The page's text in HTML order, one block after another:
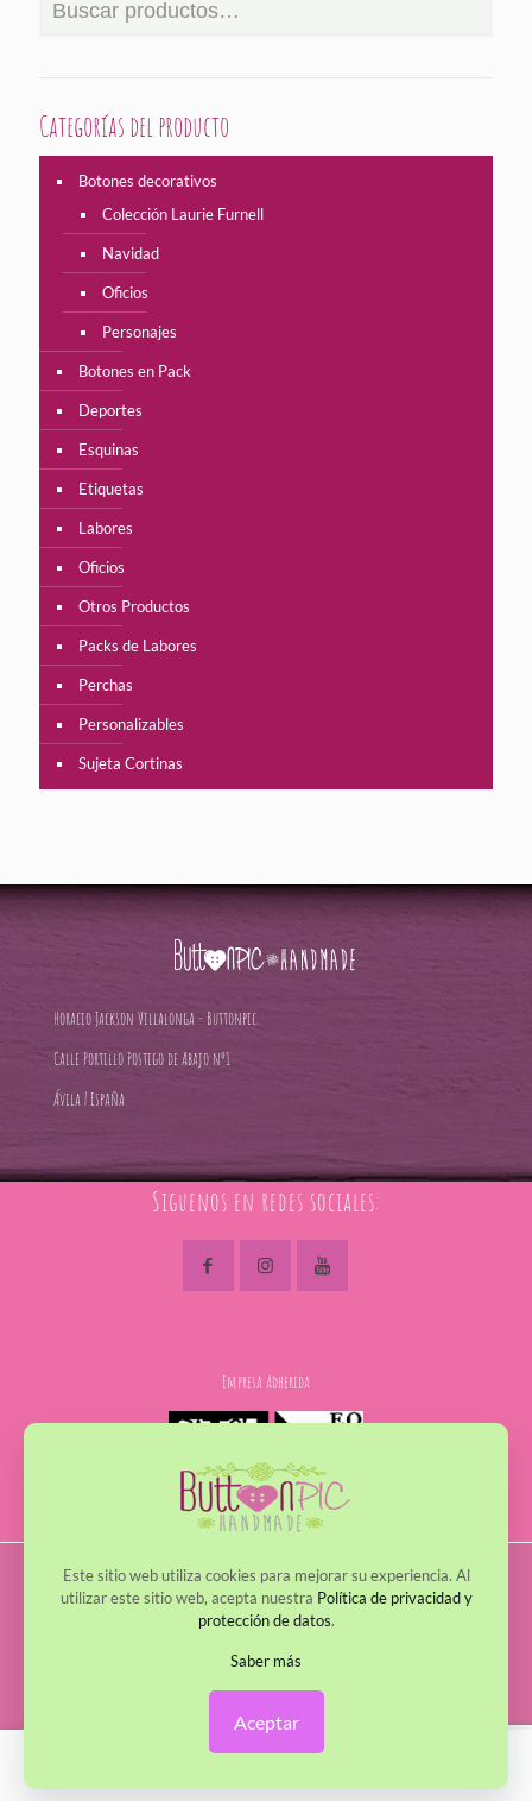
Categorías del producto
Botones decorativos
Colección Laurie Furnell
Navidad
Oficios
Personajes
Botones en Pack
Deportes
Esquinas
Etiquetas
Labores
Oficios
Otros Productos
Packs de Labores
Perchas
Personalizables
Sujeta Cortinas
Horacio Jackson Villalonga - Buttonpic.
Calle Portillo Postigo de Abajo nº1
Ávila | España
Siguenos en redes sociales:
Empresa Adherida
© 2017 - 2022 ButtonPic. Todos los derechos reservados
Política de Privacidad
Política de Cookies
Este sitio web utiliza cookies para mejorar su experiencia. Al
utilizar este sitio web, acepta nuestra Política de privacidad y
protección de datos.
Saber más
Aceptar